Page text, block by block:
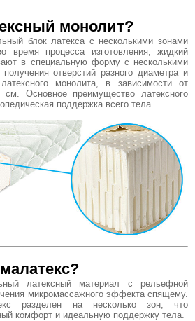
монолит?
блок латекса с несколькими зонами
время процесса изготовления, жидкий
в специальную форму с несколькими
отверстий разного диаметра и
монолита, в зависимости от
Основное преимущество латексного
поддержка всего тела.
латексный материал с рельефной
микромассажного эффекта спящему.
разделен на несколько зон, что
комфорт и идеальную поддержку тела.